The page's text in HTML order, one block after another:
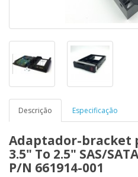
Descrição Especificação
Adaptador-bracket
3.5" To 2.5" SAS/
P/N 661914-001